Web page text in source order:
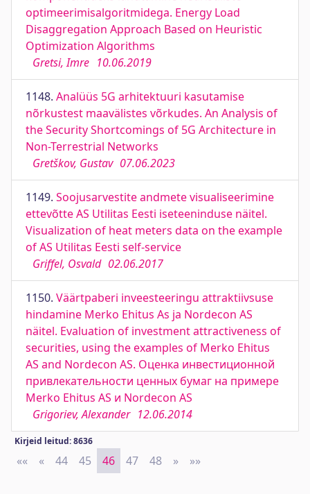
optimeerimisalgoritmidega. Energy Load
Disaggregation Approach Based on Heuristic
Optimization Algorithms
Gretsi, Imre 10.06.2019
1148. Analüüs 5G arhitektuuri kasutamise
nõrkustest maavälistes võrkudes. An Analysis of
the Security Shortcomings of 5G Architecture in
Non-Terrestrial Networks
Gretškov, Gustav 07.06.2023
1149. Soojusarvestite andmete visualiseerimine
ettevõtte AS Utilitas Eesti iseteeninduse näitel.
Visualization of heat meters data on the example
of AS Utilitas Eesti self-service
Griffel, Osvald 02.06.2017
1150. Väärtpaberi inveesteeringu attraktiivsuse
hindamine Merko Ehitus As ja Nordecon AS
näitel. Evaluation of investment attractiveness of
securities, using the examples of Merko Ehitus
AS and Nordecon AS. Оценка инвестиционной
привлекательности ценных бумаг на примере
Merko Ehitus AS и Nordecon AS
Grigoriev, Alexander 12.06.2014
Kirjeid leitud: 8636
«« First
« Previous
44 45 46 47 48 » Next
»»